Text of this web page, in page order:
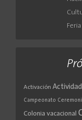
Activación
Campeonato
Colonia vacacional